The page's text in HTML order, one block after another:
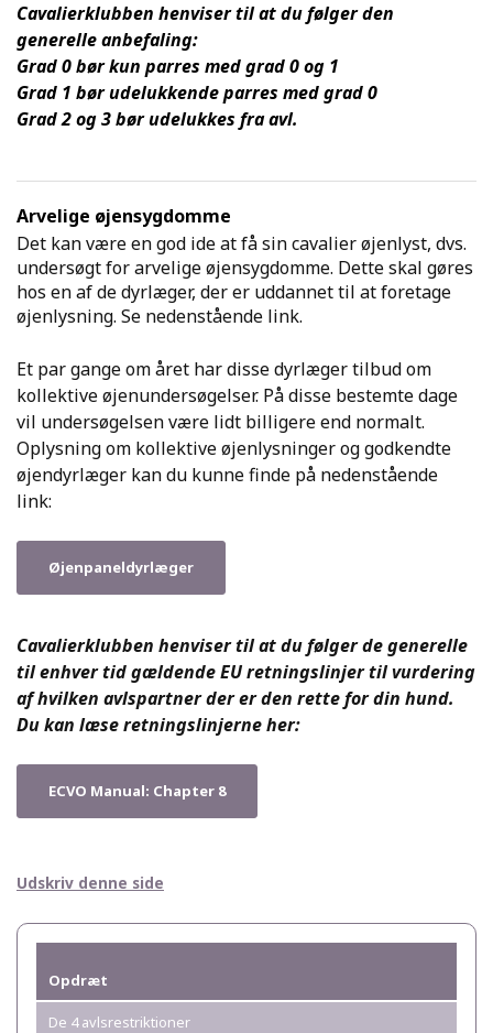
Cavalierklubben henviser til at du følger den
generelle anbefaling:
Grad 0 bør kun parres med grad 0 og 1
Grad 1 bør udelukkende parres med grad 0
Grad 2 og 3 bør udelukkes fra avl.
Arvelige øjensygdomme
Det kan være en god ide at få sin cavalier øjenlyst, dvs.
undersøgt for arvelige øjensygdomme. Dette skal gøres
hos en af de dyrlæger, der er uddannet til at foretage
øjenlysning. Se nedenstående link.
Et par gange om året har disse dyrlæger tilbud om
kollektive øjenundersøgelser. På disse bestemte dage
vil undersøgelsen være lidt billigere end normalt.
Oplysning om kollektive øjenlysninger og godkendte
øjendyrlæger kan du kunne finde på nedenstående
link:
Øjenpaneldyrlæger
Cavalierklubben henviser til at du følger de generelle
til enhver tid gældende EU retningslinjer til vurdering
af hvilken avlspartner der er den rette for din hund.
Du kan læse retningslinjerne her:
ECVO Manual: Chapter 8
Udskriv denne side
Opdræt
De 4 avlsrestriktioner